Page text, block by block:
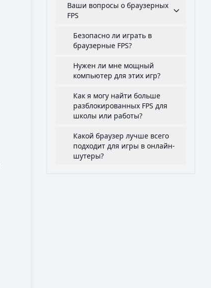
Ваши вопросы о браузерных
FPS
Безопасно ли играть в
браузерные FPS?
Нужен ли мне мощный
компьютер для этих игр?
Как я могу найти больше
разблокированных FPS для
школы или работы?
Какой браузер лучше всего
подходит для игры в онлайн-
шутеры?